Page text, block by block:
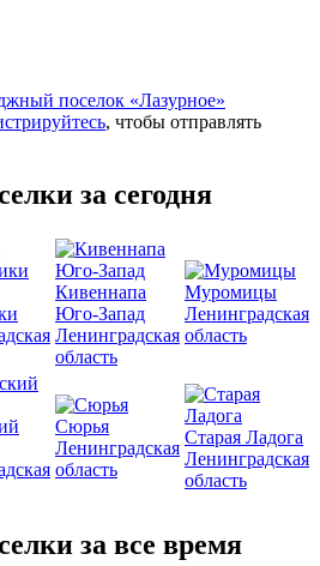
поселок «Лазурное»
, чтобы отправлять
за сегодня
Кивеннапа
Юго-Запад
Ленинградская
область
Муромицы
Ленинградская
область
Сюрья
Ленинградская
область
Старая Ладога
Ленинградская
область
за все время